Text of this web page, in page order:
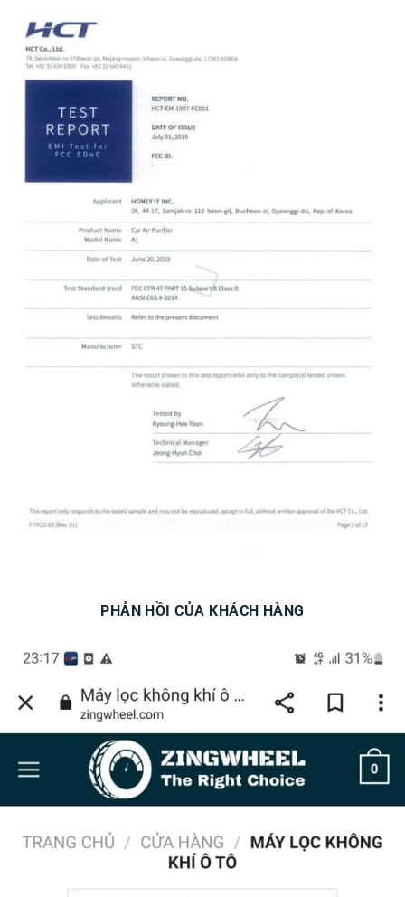
PHẢN HỒI CỦA KHÁCH HÀNG